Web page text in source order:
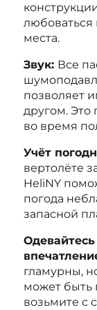
места.
Звук: Все
позволяет
другом. Это
во время
Учёт
вертолёте
HeliNY
погода
запасной
гламурны,
может быть
возьмите с